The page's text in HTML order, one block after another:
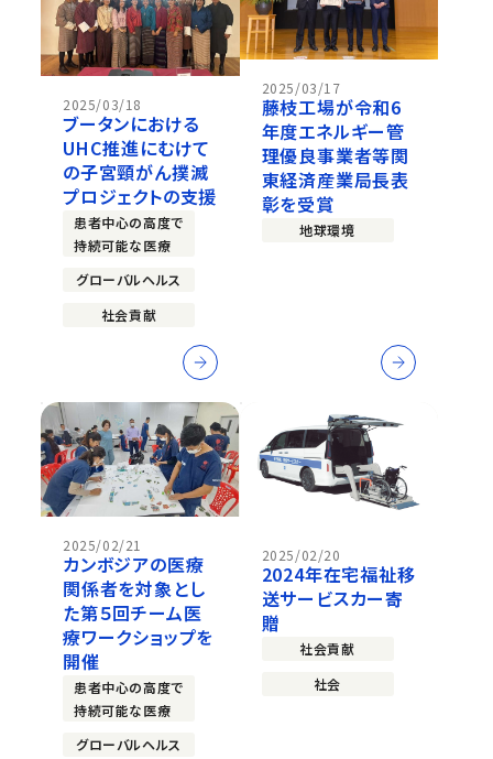
2025/03/18
ブータンにおける
UHC推進にむけて
の子宮頸がん撲滅
プロジェクトの支援
患者中心の高度で
持続可能な医療
グローバルヘルス
社会貢献
2025/03/17
藤枝工場が令和6
年度エネルギー管
理優良事業者等関
東経済産業局長表
彰を受賞
地球環境
2025/02/21
カンボジアの医療
関係者を対象とし
た第５回チーム医
療ワークショップを
開催
患者中心の高度で
持続可能な医療
グローバルヘルス
2025/02/20
2024年在宅福祉移
送サービスカー寄
贈
社会貢献
社会